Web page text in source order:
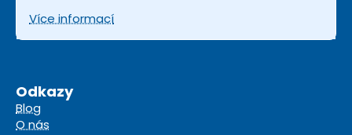
Více informací
Odkazy
Blog
O nás